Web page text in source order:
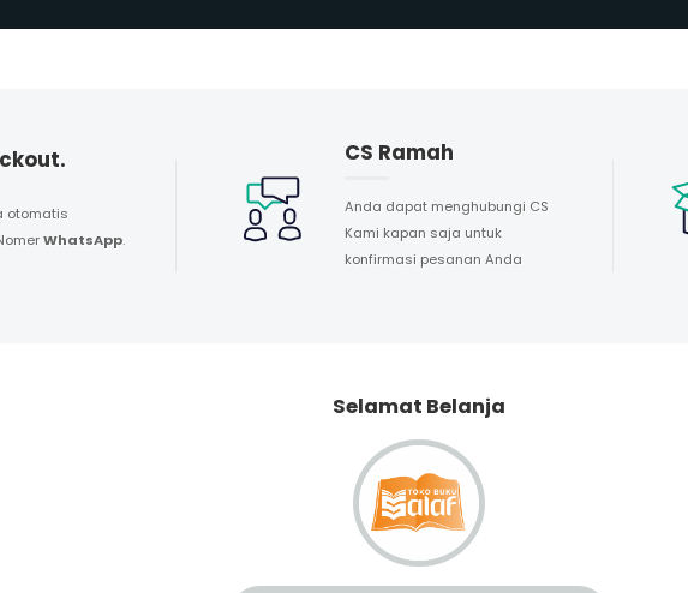
otomatis
WhatsApp.
CS Ramah
Anda dapat menghubungi CS
Kami kapan saja untuk
konfirmasi pesanan Anda
Selamat Belanja